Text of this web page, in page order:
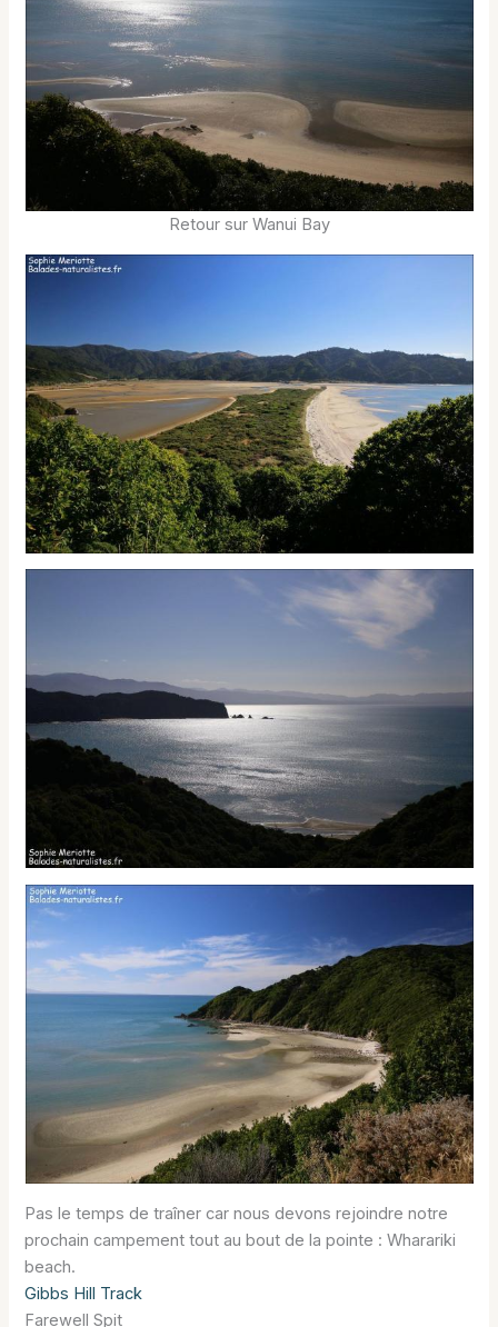
Retour sur Wanui Bay
Pas le temps de traîner car nous devons rejoindre notre
prochain campement tout au bout de la pointe : Wharariki
beach.
Gibbs Hill Track
Farewell Spit